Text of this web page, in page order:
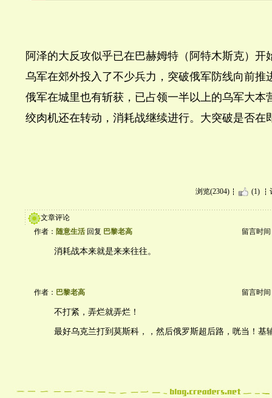
阿泽的大反攻似乎已在巴赫姆特（阿特木斯克）开
乌军在郊外投入了不少兵力，突破俄军防线向前推
俄军在城里也有斩获，已占领一半以上的乌军大本
绞肉机还在转动，消耗战继续进行。大突破是否在
浏览(2304) (1)
文章评论
作者： 随意生活 回复 巴黎老高 留言时间
消耗战本来就是来来往往。
作者： 巴黎老高 留言时间
不打紧，弄烂就弄烂！
最好乌克兰打到莫斯科，，然后俄罗斯超后路，咣当！基